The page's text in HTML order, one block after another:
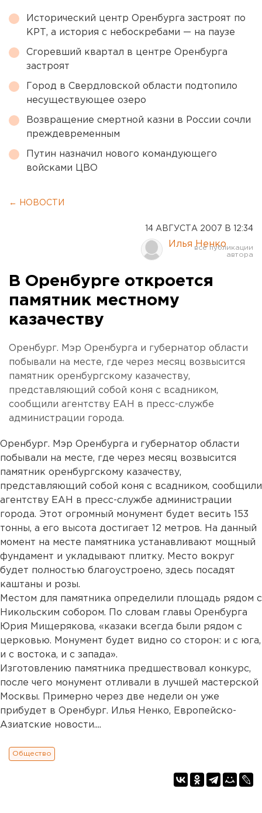
Исторический центр Оренбурга застроят по
КРТ, а история с небоскребами — на паузе
Сгоревший квартал в центре Оренбурга
застроят
Город в Свердловской области подтопило
несуществующее озеро
Возвращение смертной казни в России сочли
преждевременным
Путин назначил нового командующего
войсками ЦВО
← НОВОСТИ
14 АВГУСТА 2007 В 12:34
Илья Ненко
В Оренбурге откроется
памятник местному
казачеству
Оренбург. Мэр Оренбурга и губернатор области
побывали на месте, где через месяц возвысится
памятник оренбургскому казачеству,
представляющий собой коня с всадником,
сообщили агентству ЕАН в пресс-службе
администрации города.
Оренбург. Мэр Оренбурга и губернатор области
побывали на месте, где через месяц возвысится
памятник оренбургскому казачеству,
представляющий собой коня с всадником, сообщили
агентству ЕАН в пресс-службе администрации
города. Этот огромный монумент будет весить 153
тонны, а его высота достигает 12 метров. На данный
момент на месте памятника устанавливают мощный
фундамент и укладывают плитку. Место вокруг
будет полностью благоустроено, здесь посадят
каштаны и розы.
Местом для памятника определили площадь рядом с
Никольским собором. По словам главы Оренбурга
Юрия Мищерякова, «казаки всегда были рядом с
церковью. Монумент будет видно со сторон: и с юга,
и с востока, и с запада».
Изготовлению памятника предшествовал конкурс,
после чего монумент отливали в лучшей мастерской
Москвы. Примерно через две недели он уже
прибудет в Оренбург. Илья Ненко, Европейско-
Азиатские новости....
Общество